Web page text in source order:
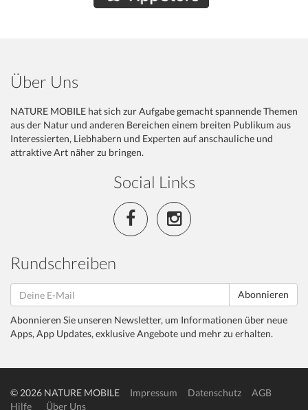
Über Uns
NATURE MOBILE hat sich zur Aufgabe gemacht spannende Themen
aus der Natur und anderen Bereichen einem breiten Publikum aus
Interessierten, Liebhabern und Experten auf anschauliche und
attraktive Art näher zu bringen.
Social Links
Rundschreiben
Abonnieren
Abonnieren Sie unseren Newsletter, um Informationen über neue
Apps, App Updates, exklusive Angebote und mehr zu erhalten.
© 2026 NATURE MOBILE Impressum Datenschutz
AGB
Hilfe
Über Uns